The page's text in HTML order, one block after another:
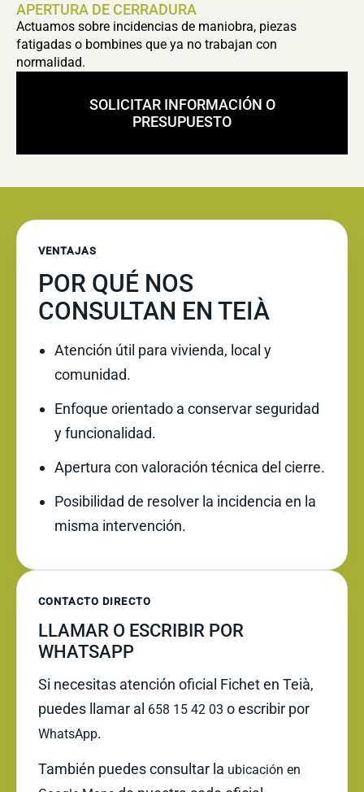
APERTURA DE CERRADURA
Actuamos sobre incidencias de maniobra, piezas
fatigadas o bombines que ya no trabajan con
normalidad.
SOLICITAR INFORMACIÓN O
PRESUPUESTO
VENTAJAS
POR QUÉ NOS
CONSULTAN EN TEIÀ
Atención útil para vivienda, local y
comunidad.
Enfoque orientado a conservar seguridad
y funcionalidad.
Apertura con valoración técnica del cierre.
Posibilidad de resolver la incidencia en la
misma intervención.
CONTACTO DIRECTO
LLAMAR O ESCRIBIR POR
WHATSAPP
Si necesitas atención oficial Fichet en Teià,
puedes llamar al 658 15 42 03 o escribir por
WhatsApp.
También puedes consultar la ubicación en